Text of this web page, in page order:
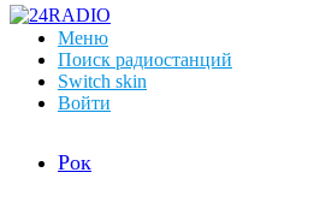
Меню
Поиск радиостанций
Switch skin
Войти
Рок